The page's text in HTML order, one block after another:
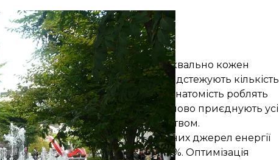
Сонґдо
Piotrus / Wikimedia
начинка
до глобальної мережі буквально кожен
Наприклад, вуличні камери відстежують кількість
на порожніх вулицях, натомість роблять
інформаційної мережі поступово приєднують усі
керувати домашнім господарством.
та альтернативних джерел енергії
в кожному будинку на 30%. Оптимізація